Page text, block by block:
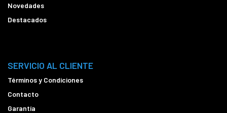
Novedades
Destacados
SERVICIO AL CLIENTE
Términos y Condiciones
Contacto
Garantía